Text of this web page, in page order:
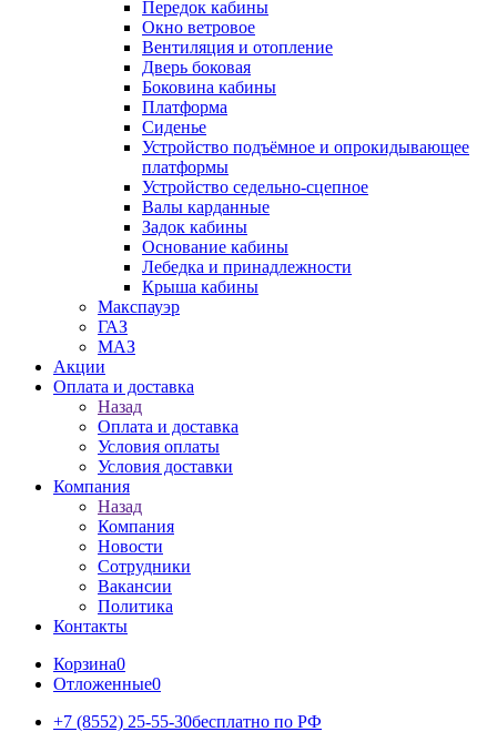
Передок кабины
Окно ветровое
Вентиляция и отопление
Дверь боковая
Боковина кабины
Платформа
Сиденье
Устройство подъёмное и опрокидывающее
платформы
Устройство седельно-сцепное
Валы карданные
Задок кабины
Основание кабины
Лебедка и принадлежности
Крыша кабины
Макспауэр
ГАЗ
МАЗ
Акции
Оплата и доставка
Назад
Оплата и доставка
Условия оплаты
Условия доставки
Компания
Назад
Компания
Новости
Сотрудники
Вакансии
Политика
Контакты
Корзина0
Отложенные0
+7 (8552) 25-55-30бесплатно по РФ